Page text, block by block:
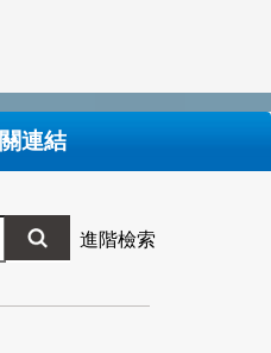
連結
進階檢索